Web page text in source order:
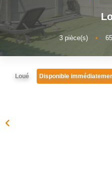
Louer
3 pièce(s) • 65
Loué Disponible